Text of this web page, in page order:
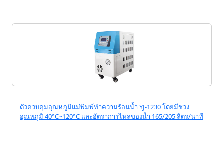
ตัวควบคุมอุณหภูมิแม่พิมพ์ทำความร้อนน้ำ YJ-1230 โดยมีช่วง
อุณหภูมิ 40°C~120°C และอัตราการไหลของน้ำ 165/205 ลิตร/นาที